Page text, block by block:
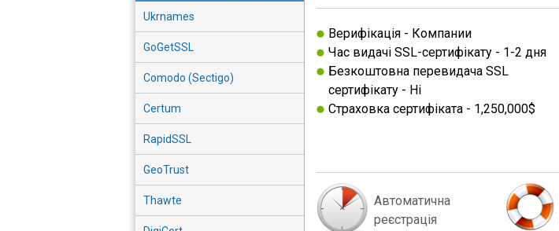
Ukrnames
GoGetSSL
Comodo (Sectigo)
Certum
RapidSSL
GeoTrust
Thawte
Верифікація - Компании
Час видачі SSL-сертифікату - 1-2 дня
Безкоштовна перевидача SSL
сертифікату - Нi
Страховка сертифіката - 1,250,000$
Автоматична
реєстрація